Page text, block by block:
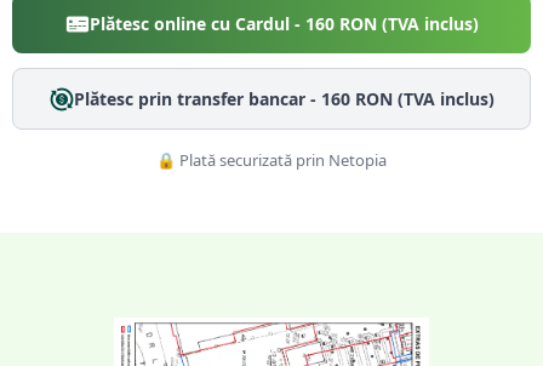
Plătesc online cu Cardul - 160RON (TVA inclus)
Plătesc prin transfer bancar - 160RON (TVA inclus)
🔒 Plată securizată prin Netopia